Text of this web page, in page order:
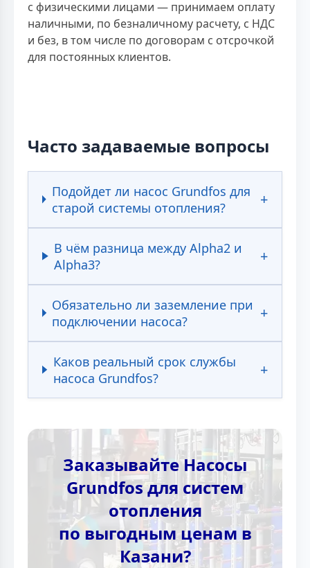
с физическими лицами — принимаем оплату
наличными, по безналичному расчету, с НДС
и без, в том числе по договорам с отсрочкой
для постоянных клиентов.
Часто задаваемые вопросы
Подойдет ли насос Grundfos для
старой системы отопления?
В чём разница между Alpha2 и
Alpha3?
Обязательно ли заземление при
подключении насоса?
Каков реальный срок службы
насоса Grundfos?
Заказывайте Насосы
Grundfos для систем
отопления
по выгодным ценам в
Казани?